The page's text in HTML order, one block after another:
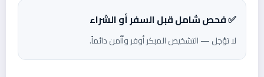
✅ فحص شامل قبل السفر أو الشراء
لا تؤجل — التشخيص المبكر أوفر وأأمن دائماً.